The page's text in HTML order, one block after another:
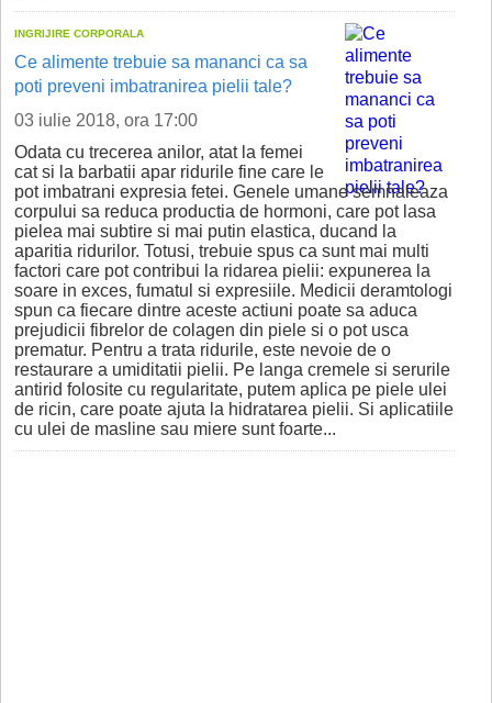
INGRIJIRE CORPORALA
Ce alimente trebuie sa mananci ca sa
poti preveni imbatranirea pielii tale?
03 iulie 2018, ora 17:00
Odata cu trecerea anilor, atat la femei
cat si la barbatii apar ridurile fine care le
pot imbatrani expresia fetei. Genele umane semnaleaza
corpului sa reduca productia de hormoni, care pot lasa
pielea mai subtire si mai putin elastica, ducand la
aparitia ridurilor. Totusi, trebuie spus ca sunt mai multi
factori care pot contribui la ridarea pielii: expunerea la
soare in exces, fumatul si expresiile. Medicii deramtologi
spun ca fiecare dintre aceste actiuni poate sa aduca
prejudicii fibrelor de colagen din piele si o pot usca
prematur. Pentru a trata ridurile, este nevoie de o
restaurare a umiditatii pielii. Pe langa cremele si serurile
antirid folosite cu regularitate, putem aplica pe piele ulei
de ricin, care poate ajuta la hidratarea pielii. Si aplicatiile
cu ulei de masline sau miere sunt foarte...